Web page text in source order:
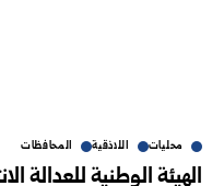
محليات اللاذقية المحافظات
الهيئة الوطنية للعدالة